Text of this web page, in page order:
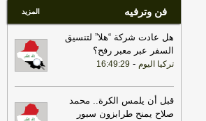
فن وترفيه المزيد
هل عادت شركة “هلا” لتنسيق
السفر عبر معبر رفح؟
تركيا اليوم -
16:49:29
قبل أن يلمس الكرة.. محمد
صلاح يمنح طرابزون سبور